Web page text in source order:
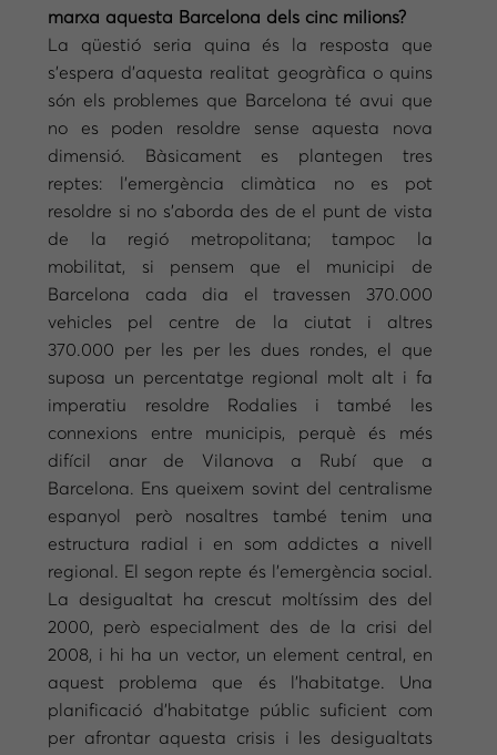
marxa aquesta Barcelona dels cinc milions?
La qüestió seria quina és la resposta que
s’espera d’aquesta realitat geogràfica o quins
són els problemes que Barcelona té avui que
no es poden resoldre sense aquesta nova
dimensió. Bàsicament es plantegen tres
reptes: l’emergència climàtica no es pot
resoldre si no s’aborda des de el punt de vista
de la regió metropolitana; tampoc la
mobilitat, si pensem que el municipi de
Barcelona cada dia el travessen 370.000
vehicles pel centre de la ciutat i altres
370.000 per les per les dues rondes, el que
suposa un percentatge regional molt alt i fa
imperatiu resoldre Rodalies i també les
connexions entre municipis, perquè és més
difícil anar de Vilanova a Rubí que a
Barcelona. Ens queixem sovint del centralisme
espanyol però nosaltres també tenim una
estructura radial i en som addictes a nivell
regional. El segon repte és l’emergència social.
La desigualtat ha crescut moltíssim des del
2000, però especialment des de la crisi del
2008, i hi ha un vector, un element central, en
aquest problema que és l’habitatge. Una
planificació d’habitatge públic suficient com
per afrontar aquesta crisis i les desigualtats